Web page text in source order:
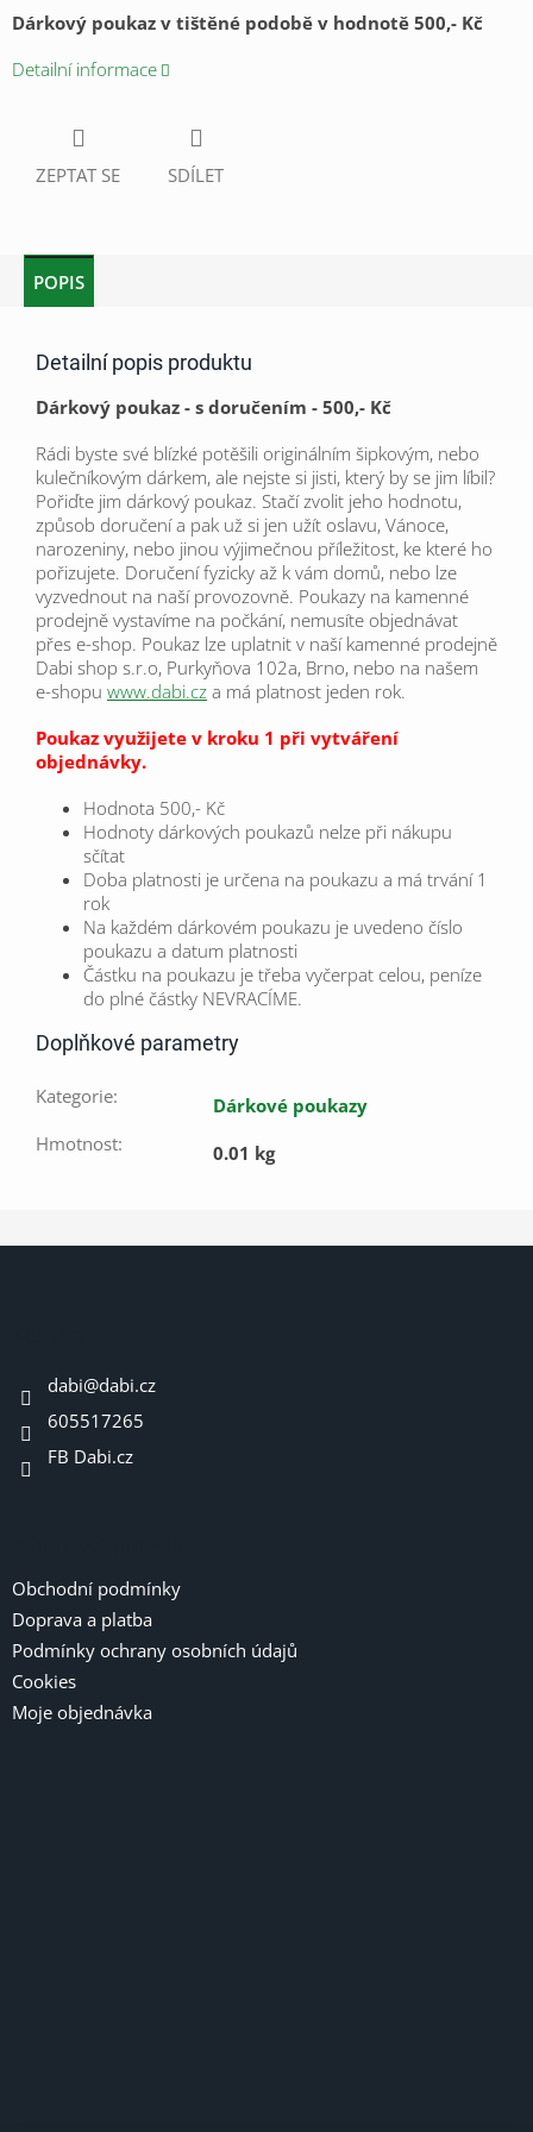
Dárkový poukaz v tištěné podobě v hodnotě 500,- Kč
Detailní informace
ZEPTAT SE SDÍLET
POPIS
Detailní popis produktu
Dárkový poukaz - s doručením - 500,- Kč
Rádi byste své blízké potěšili originálním šipkovým, nebo
kulečníkovým dárkem, ale nejste si jisti, který by se jim líbil?
Pořiďte jim dárkový poukaz. Stačí zvolit jeho hodnotu,
způsob doručení a pak už si jen užít oslavu, Vánoce,
narozeniny, nebo jinou výjimečnou příležitost, ke které ho
pořizujete. Doručení fyzicky až k vám domů, nebo lze
vyzvednout na naší provozovně. Poukazy na kamenné
prodejně vystavíme na počkání, nemusíte objednávat
přes e-shop. Poukaz lze uplatnit v naší kamenné prodejně
Dabi shop s.r.o, Purkyňova 102a, Brno, nebo na našem
e-shopu www.dabi.cz a má platnost jeden rok.
Poukaz využijete v kroku 1 při vytváření
objednávky.
Hodnota 500,- Kč
Hodnoty dárkových poukazů nelze při nákupu
sčítat
Doba platnosti je určena na poukazu a má trvání 1
rok
Na každém dárkovém poukazu je uvedeno číslo
poukazu a datum platnosti
Částku na poukazu je třeba vyčerpat celou, peníze
do plné částky NEVRACÍME.
Doplňkové parametry
Kategorie:
Dárkové poukazy
Hmotnost: 0.01 kg
dabi@dabi.cz
605517265
FB Dabi.cz
Obchodní podmínky
Doprava a platba
Podmínky ochrany osobních údajů
Cookies
Moje objednávka